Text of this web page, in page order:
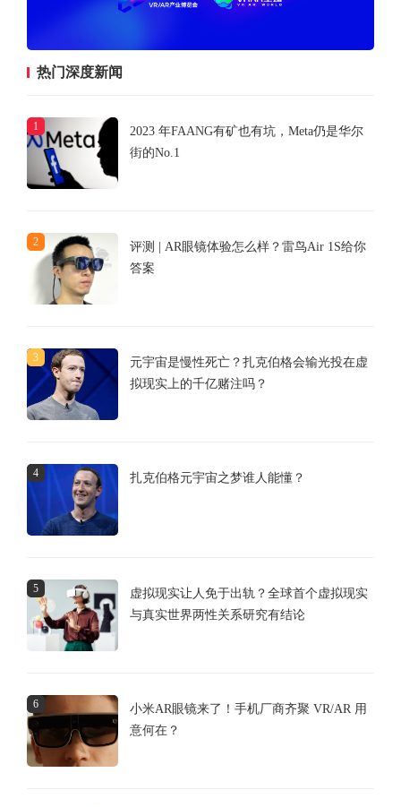
热门深度新闻
1
2023 年FAANG有矿也有坑，Meta仍是华尔
街的No.1
2
评测 | AR眼镜体验怎么样？雷鸟Air 1S给你
答案
3
元宇宙是慢性死亡？扎克伯格会输光投在虚
拟现实上的千亿赌注吗？
4 扎克伯格元宇宙之梦谁人能懂？
5
虚拟现实让人免于出轨？全球首个虚拟现实
与真实世界两性关系研究有结论
6
小米AR眼镜来了！手机厂商齐聚 VR/AR 用
意何在？